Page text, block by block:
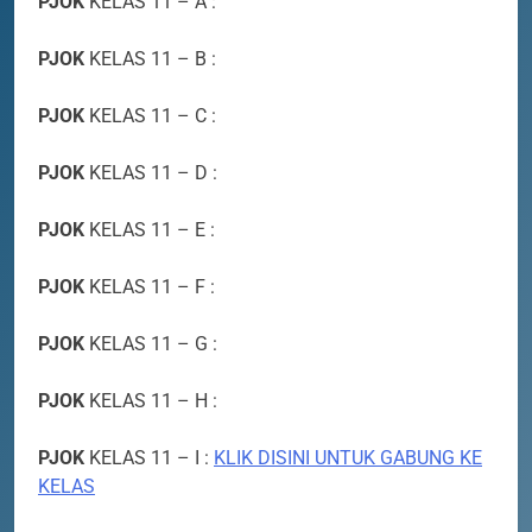
PJOK KELAS 11 – B :
PJOK KELAS 11 – C :
PJOK KELAS 11 – D :
PJOK KELAS 11 – E :
PJOK KELAS 11 – F :
PJOK KELAS 11 – G :
PJOK KELAS 11 – H :
PJOK KELAS 11 – I : KLIK DISINI UNTUK GABUNG KE
KELAS
ORANG TUA MURID KELAS X
MPLS 2026
prestasi meraih Medali Emas
PRESTASI
4